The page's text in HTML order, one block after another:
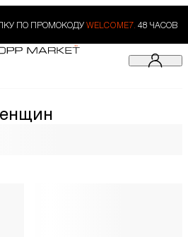
ПО ПРОМОКОДУ WELCOME7. 48 ЧАСОВ